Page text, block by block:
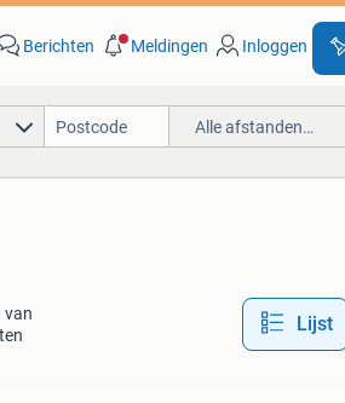
Berichten Meldingen Inloggen
Alle afstanden…
van
Lijst